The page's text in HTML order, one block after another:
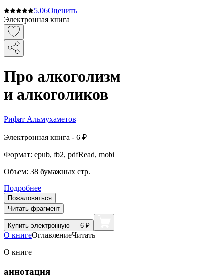
5.06Оценить
Электронная книга
Про алкоголизм
и алкоголиков
Рифат Альмухаметов
Электронная книга - 6 ₽
Формат: epub, fb2, pdfRead, mobi
Объем: 38 бумажных стр.
Подробнее
Пожаловаться
Читать фрагмент
Купить электронную — 6 ₽
О книгеОглавлениеЧитать
О книге
аннотация